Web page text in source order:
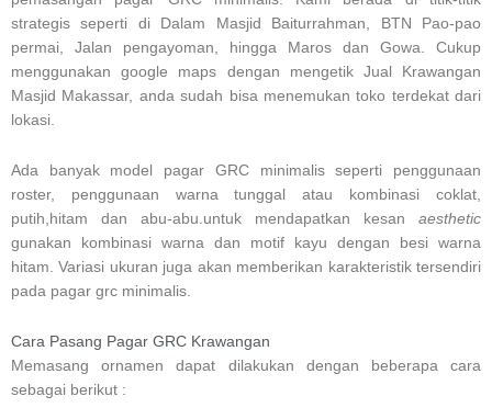
strategis seperti di Dalam Masjid Baiturrahman, BTN Pao-pao
permai, Jalan pengayoman, hingga Maros dan Gowa. Cukup
menggunakan google maps dengan mengetik Jual Krawangan
Masjid Makassar, anda sudah bisa menemukan toko terdekat dari
lokasi.
Ada banyak model pagar GRC minimalis seperti penggunaan
roster, penggunaan warna tunggal atau kombinasi coklat,
putih,hitam dan abu-abu.untuk mendapatkan kesan aesthetic
gunakan kombinasi warna dan motif kayu dengan besi warna
hitam. Variasi ukuran juga akan memberikan karakteristik tersendiri
pada pagar grc minimalis.
Cara Pasang Pagar GRC Krawangan
Memasang ornamen dapat dilakukan dengan beberapa cara
sebagai berikut :